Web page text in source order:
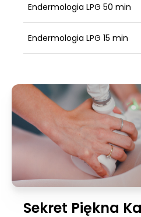
Endermologia LPG 50 min
Endermologia LPG 15 min
Sekret Piękna